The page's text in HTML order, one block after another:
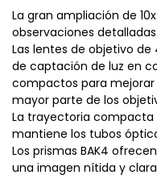
La gran ampliación de
observaciones
Las lentes de objetivo
de captación de luz en
compactos para
mayor parte de los
La trayectoria compacta
mantiene los tubos
Los prismas BAK4
una imagen nítida y